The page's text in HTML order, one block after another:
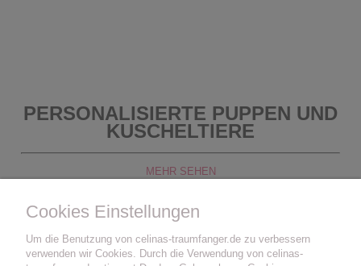
PERSONALISIERTE PUPPEN UND
KUSCHELTIERE
MEHR SEHEN
Cookies Einstellungen
Um die Benutzung von celinas-traumfanger.de zu verbessern
verwenden wir Cookies. Durch die Verwendung von celinas-